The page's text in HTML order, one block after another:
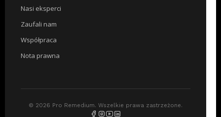
Nasi eksperci
Zaufali nam
Współpraca
Nota prawna
© 2026 Pro Remedium. Wszelkie prawa zastrzeżone.